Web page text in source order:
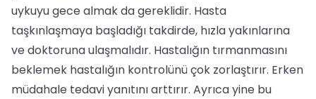
uykuyu gece almak da gereklidir. Hasta
taşkınlaşmaya başladığı takdirde, hızla yakınlarına
ve doktoruna ulaşmalıdır. Hastalığın tırmanmasını
beklemek hastalığın kontrolünü çok zorlaştırır. Erken
müdahale tedavi yanıtını arttırır. Ayrıca yine bu